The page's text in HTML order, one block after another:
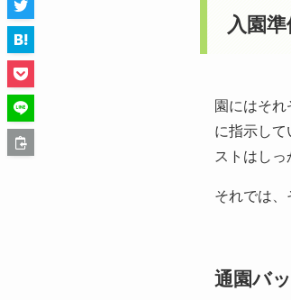
入園
園にはそ
に指示して
ストはしっ
それでは、
通園バ